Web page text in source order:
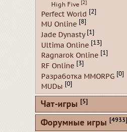
High Five [2]
Perfect World [2]
MU Online [8]
Jade Dynasty [1]
Ultima Online [13]
Ragnarok Online [1]
RF Online [3]
Разработка MMORPG [0]
MUDы [0]
Чат-игры [5]
Форумные игры [4933]